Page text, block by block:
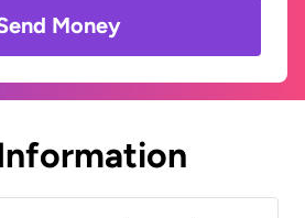
Money